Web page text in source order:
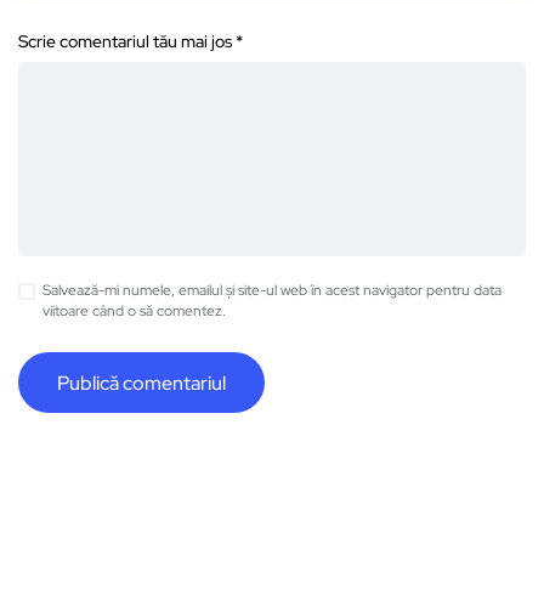
Scrie comentariul tău mai jos *
Salvează-mi numele, emailul și site-ul web în acest navigator pentru data
viitoare când o să comentez.